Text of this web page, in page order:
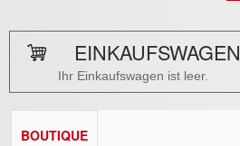
EINKAUFSWAGEN
Ihr Einkaufswagen ist leer.
BOUTIQUE